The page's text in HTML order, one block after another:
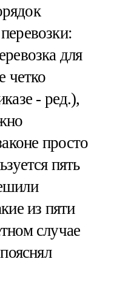
для
четко
- ред.),
просто
пять
из пяти
случае